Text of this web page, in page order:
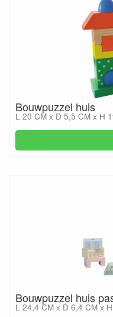
Bouwpuzzel huis
L 20 CM x D 5,5 CM x H
Bouwpuzzel huis
L 24,4 CM x D 6,4 CM x